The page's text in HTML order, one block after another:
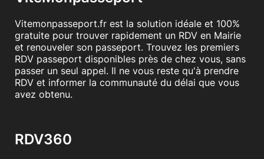
Vitemonpasseport.fr est la solution idéale et 100%
gratuite pour trouver rapidement un RDV en Mairie
et renouveler son passeport. Trouvez les premiers
RDV passeport disponibles près de chez vous, sans
passer un seul appel. Il ne vous reste qu'à prendre
RDV et informer la communauté du délai que vous
avez obtenu.
RDV360